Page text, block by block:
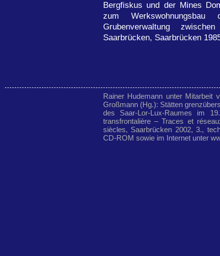
Bergfiskus und der Mines
zum
Grubenverwaltung
Saarbrücken, Saarbrücken
Rainer Hudemann unter Mitarbeit
Großmann (Hg.): Stätten
des Saar-Lor-Lux-Raumes im
transfrontalière – Traces et
siècles, Saarbrücken 2002, 3.,
CD-ROM sowie im Internet unter